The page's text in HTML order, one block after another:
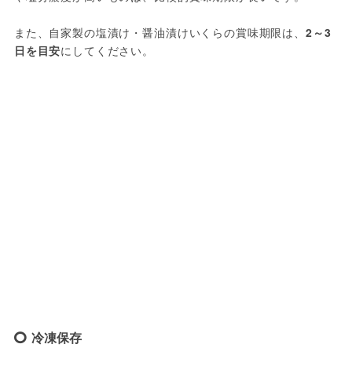
また、自家製の塩漬け・醤油漬けいくらの賞味期限は、 2～3
日を目安にしてください。
冷凍保存